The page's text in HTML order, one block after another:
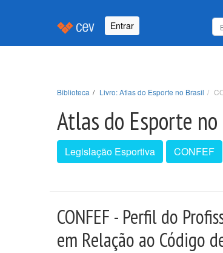
Entrar
Biblioteca Livro: Atlas do Esporte no Brasil
Atlas do Esporte
Legislação Esportiva CONFEF
CONFEF - Perfil do
em Relação ao Código